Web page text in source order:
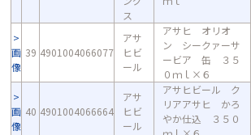
ス
画
像
39 4901004066077
アサ
ヒビ
ール
アサヒ オリオ
ン シークァーサ
ービア 缶 ３５
０ｍｌ×６
画
像
40 4901004066664
アサ
ヒビ
ール
アサヒビール ク
リアアサヒ かろ
やか仕込 ３５０